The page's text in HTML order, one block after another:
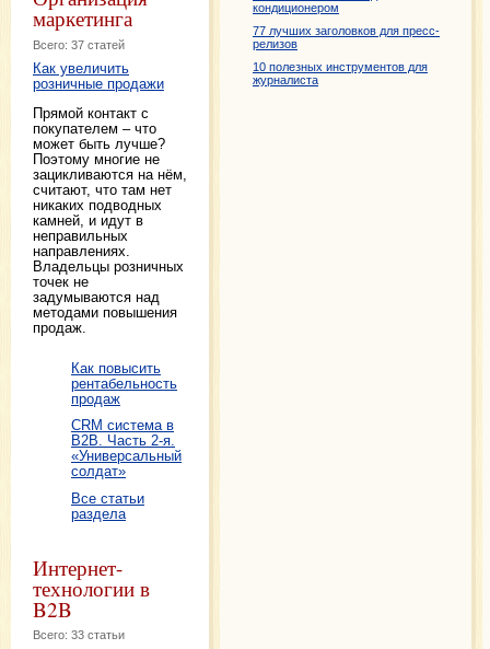
маркетинга
Всего: 37 статей
Как увеличить
розничные продажи
Прямой контакт с
покупателем – что
может быть лучше?
Поэтому многие не
зацикливаются на нём,
считают, что там нет
никаких подводных
камней, и идут в
неправильных
направлениях.
Владельцы розничных
точек не
задумываются над
методами повышения
продаж.
Как повысить
рентабельность
продаж
CRM система в
B2B. Часть 2-я.
«Универсальный
солдат»
Все статьи
раздела
Интернет-
технологии в
B2B
Всего: 33 статьи
кондиционером
77 лучших заголовков для пресс-
релизов
10 полезных инструментов для
журналиста